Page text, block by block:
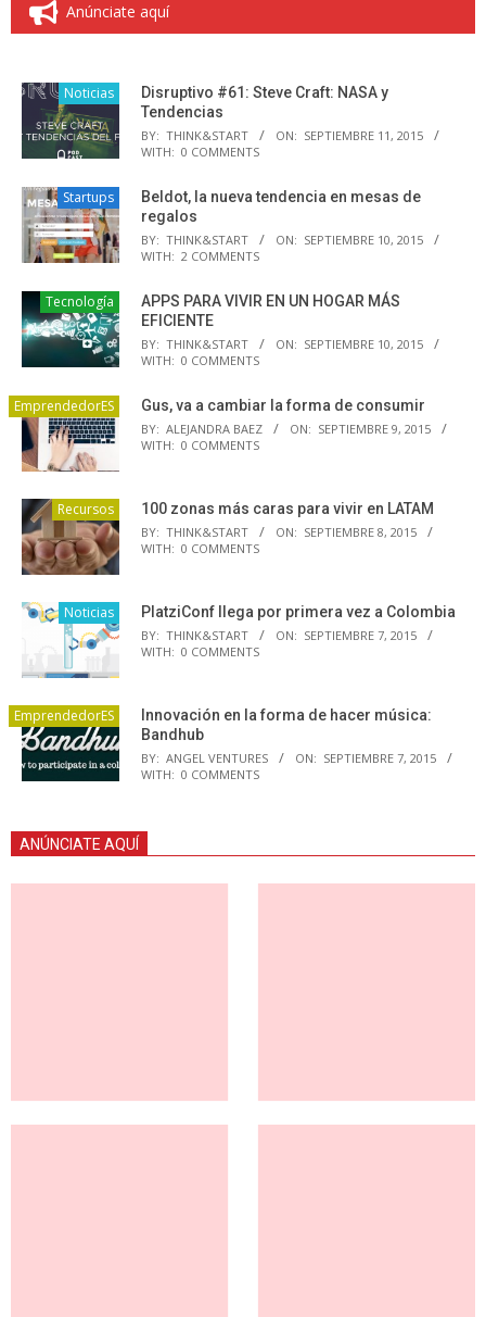
Anúnciate aquí
Noticias
Disruptivo #61: Steve Craft: NASA y
Tendencias
BY: THINK&START ON: SEPTIEMBRE 11, 2015
WITH: 0 COMMENTS
Startups
Beldot, la nueva tendencia en mesas de
regalos
BY: THINK&START ON: SEPTIEMBRE 10, 2015
WITH: 2 COMMENTS
Tecnología
APPS PARA VIVIR EN UN HOGAR MÁS
EFICIENTE
BY: THINK&START ON: SEPTIEMBRE 10, 2015
WITH: 0 COMMENTS
EmprendedorES Gus, va a cambiar la forma de consumir
BY: ALEJANDRA BAEZ ON: SEPTIEMBRE 9, 2015
WITH: 0 COMMENTS
Recursos 100 zonas más caras para vivir en LATAM
BY: THINK&START ON: SEPTIEMBRE 8, 2015
WITH: 0 COMMENTS
Noticias PlatziConf llega por primera vez a Colombia
BY: THINK&START ON: SEPTIEMBRE 7, 2015
WITH: 0 COMMENTS
EmprendedorES
Innovación en la forma de hacer música:
Bandhub
BY: ANGEL VENTURES ON: SEPTIEMBRE 7, 2015
WITH: 0 COMMENTS
ANÚNCIATE AQUÍ